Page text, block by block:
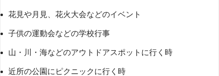
花見や月見、花火大会などのイベント
子供の運動会などの学校行事
山・川・海などのアウトドアスポットに行く時
近所の公園にピクニックに行く時